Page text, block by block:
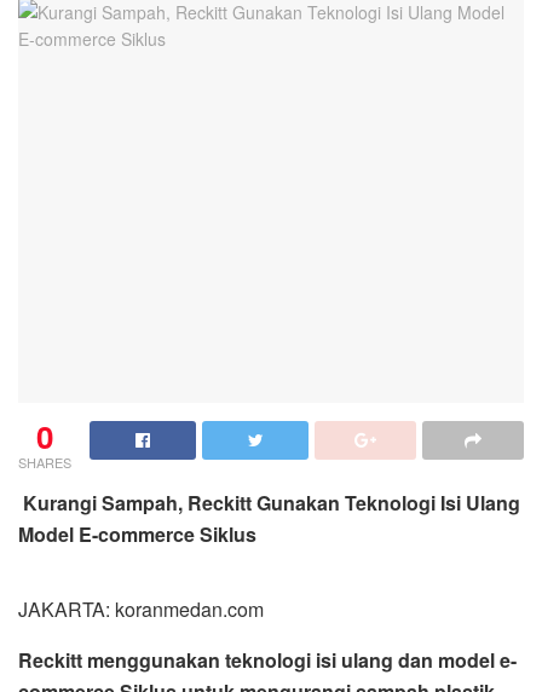
0
SHARES
Kurangi Sampah, Reckitt Gunakan Teknologi Isi Ulang
Model E-commerce Siklus
JAKARTA: koranmedan.com
Reckitt menggunakan teknologi isi ulang dan model e-